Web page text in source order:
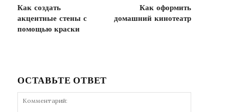
Как создать
акцентные стены с
помощью краски
Как оформить
домашний кинотеатр
ОСТАВЬТЕ ОТВЕТ